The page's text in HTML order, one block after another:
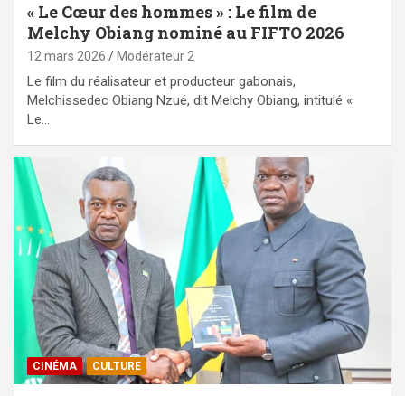
« Le Cœur des hommes » : Le film de
Melchy Obiang nominé au FIFTO 2026
12 mars 2026 Modérateur 2
Le film du réalisateur et producteur gabonais,
Melchissedec Obiang Nzué, dit Melchy Obiang, intitulé «
Le…
CINÉMA CULTURE